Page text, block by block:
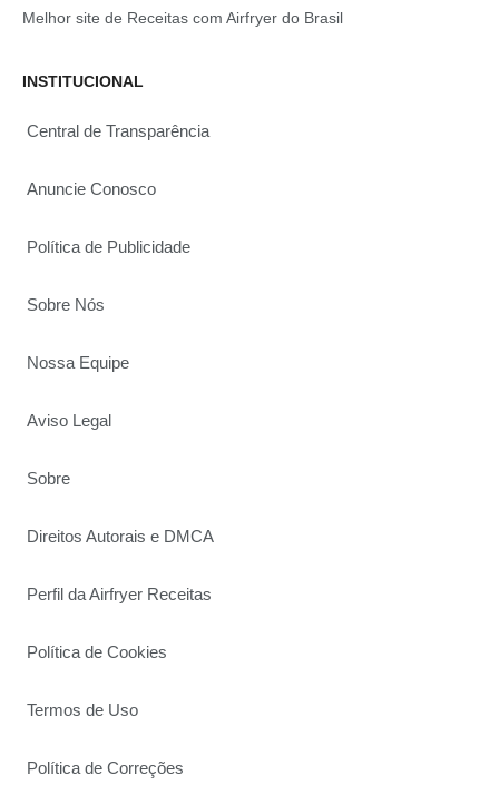
Melhor site de Receitas com Airfryer do Brasil
INSTITUCIONAL
Central de Transparência
Anuncie Conosco
Política de Publicidade
Sobre Nós
Nossa Equipe
Aviso Legal
Sobre
Direitos Autorais e DMCA
Perfil da Airfryer Receitas
Política de Cookies
Termos de Uso
Política de Correções